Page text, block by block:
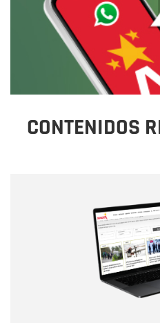
CONTENIDOS
Correo electrónico
Tipo de comentario